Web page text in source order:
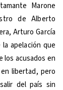
Marone
de Alberto
Arturo García
apelación que
los acusados en
libertad, pero
del país sin